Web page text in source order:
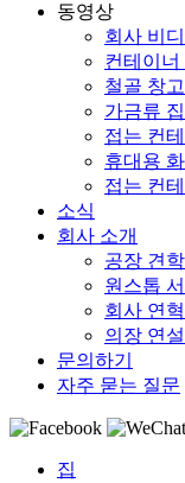
동영상
회사 비
컨테이너
철골 창
가금류
접는 컨
휴대용
접는 컨
소식
회사 소개
공장 견학
원스톱
회사 연혁
의장 연설
문의하기
자주 묻는 질문
집